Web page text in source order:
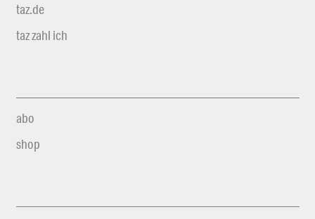
taz.de
taz zahl ich
abo
shop